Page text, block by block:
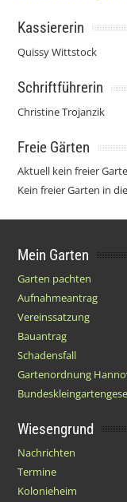
Kassiererin
Quissy Wittstock
Schriftführerin
Christine Trojanzik
Freie Gärten
Aktuell kein freier
Kein freier Garten in
Mein Garten
Garten pachten
Aufnahmeantrag
Vereinssatzung
Bauantrag
Schadensfall
Gartenordnung
Wiesengrund
Nachrichten
Termine
Kolonieheim